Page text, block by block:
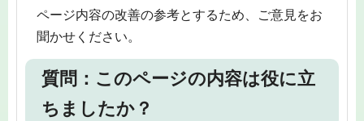
ページ内容の改善の参考とするため、ご意見をお
聞かせください。
質問：このページの内容は役に立
ちましたか？